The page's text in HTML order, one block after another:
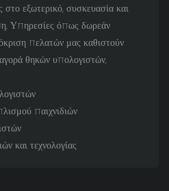
εξωτερικό, συσκευασία και
Υπηρεσίες όπως δωρεάν
πελατών μας καθιστούν
θηκών υπολογιστών,
παιχνιδιών
και τεχνολογίας